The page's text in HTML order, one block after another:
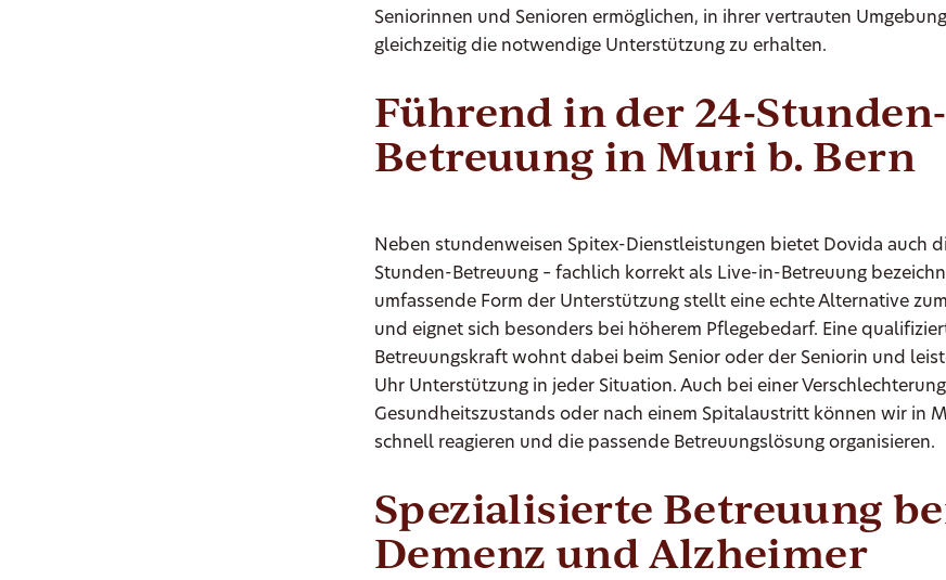
Seniorinnen und Senioren ermöglichen, in ihrer vertrauten
gleichzeitig die notwendige Unterstützung zu erhalten.
Führend in der 24-Stunden-
Betreuung in Muri b. Bern
Neben stundenweisen Spitex-Dienstleistungen bietet Dovida auch
Stunden-Betreuung – fachlich korrekt als Live-in-Betreuung
umfassende Form der Unterstützung stellt eine echte Alternative
und eignet sich besonders bei höherem Pflegebedarf. Eine
Betreuungskraft wohnt dabei beim Senior oder der Seniorin und
Uhr Unterstützung in jeder Situation. Auch bei einer
Gesundheitszustands oder nach einem Spitalaustritt können wir in
schnell reagieren und die passende Betreuungslösung organisieren.
Spezialisierte Betreuung
Demenz und Alzheimer